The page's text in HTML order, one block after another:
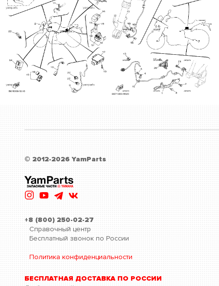
© 2012-2026 YamParts
+8 (800) 250-02-27
Справочный центр
Бесплатный звонок по России
Политика конфиденциальности
БЕСПЛАТНАЯ ДОСТАВКА ПО РОССИИ